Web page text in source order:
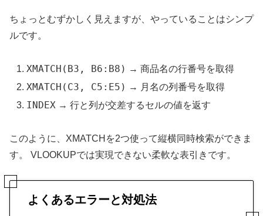
ちょっとむずかしく見えますが、やっていることはシンプ
ルです。
XMATCH(B3, B6:B8) → 商品名の行番号を取得
XMATCH(C3, C5:E5) → 月名の列番号を取得
INDEX → 行と列が交差するセルの値を返す
このように、XMATCHを2つ使って縦横同時検索ができま
す。 VLOOKUPでは実現できない柔軟な表引きです。
よくあるエラーと対処法